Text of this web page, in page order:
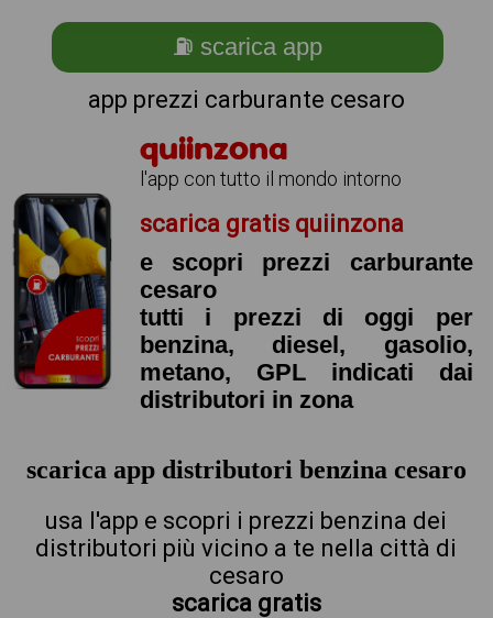
⛽ scarica app
app prezzi carburante cesaro
quiinzona
l'app con tutto il mondo intorno
scarica gratis quiinzona
e scopri prezzi carburante
cesaro
tutti i prezzi di oggi per
benzina, diesel, gasolio,
metano, GPL indicati dai
distributori in zona
scarica app distributori benzina cesaro
usa l'app e scopri i prezzi benzina dei
distributori più vicino a te nella città di
cesaro
scarica gratis